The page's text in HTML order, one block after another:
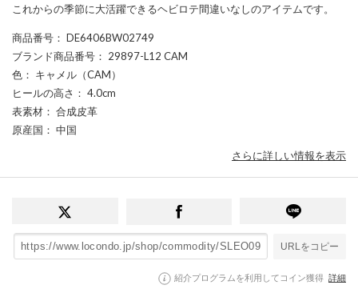
これからの季節に大活躍できるヘビロテ間違いなしのアイテムです。
商品番号 ： DE6406BW02749
ブランド商品番号 ： 29897-L12 CAM
色 ： キャメル（CAM）
ヒールの高さ ： 4.0cm
表素材 ： 合成皮革
原産国 ： 中国
さらに詳しい情報を表示
URLをコピー
紹介プログラムを利用してコイン獲得 詳細